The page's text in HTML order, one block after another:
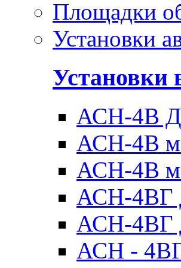
Площадки
Установки
Установки
АСН-4В
АСН-4В
АСН-4В
АСН-4ВГ
АСН-4ВГ
АСН -